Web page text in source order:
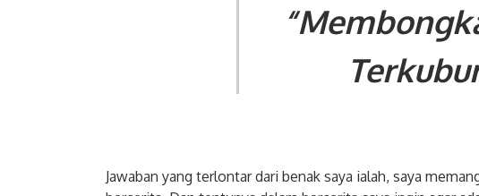
Jawaban yang terlontar dari benak saya ialah, saya